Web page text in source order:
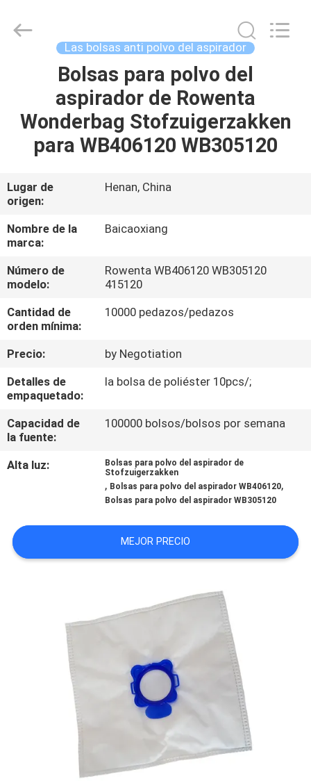
HOGAR
PRODUCTOS
SOBRE
NOSOTROS
VIAJE
DE
LA
FÁBRICA
CONTROL
CALIDAD
ÉNTRENOS
EN
CONTACTO
PIDA
PRIVACY
Las bolsas anti polvo del aspirador
Bolsas para polvo del
aspirador de Rowenta
Wonderbag Stofzuigerzakken
para WB406120 WB305120
Lugar de
origen:
Henan, China
Nombre de la
marca:
Baicaoxiang
Número de
modelo:
Rowenta WB406120 WB305120
415120
Cantidad de
orden mínima:
10000 pedazos/pedazos
Precio:
by Negotiation
Detalles de
empaquetado:
la bolsa de poliéster 10pcs/;
Capacidad de
la fuente:
100000 bolsos/bolsos por semana
Alta luz:
Bolsas para polvo del aspirador de
Stofzuigerzakken
, Bolsas para polvo del aspirador WB406120,
Bolsas para polvo del aspirador WB305120
MEJOR PRECIO